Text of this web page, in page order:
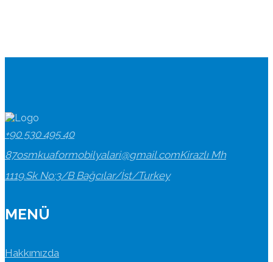
+90 530 495 40
87osmkuaformobilyalari@gmail.comKirazlı Mh
1119.Sk No:3/B Bağcılar/İst/Turkey
MENÜ
Hakkımızda